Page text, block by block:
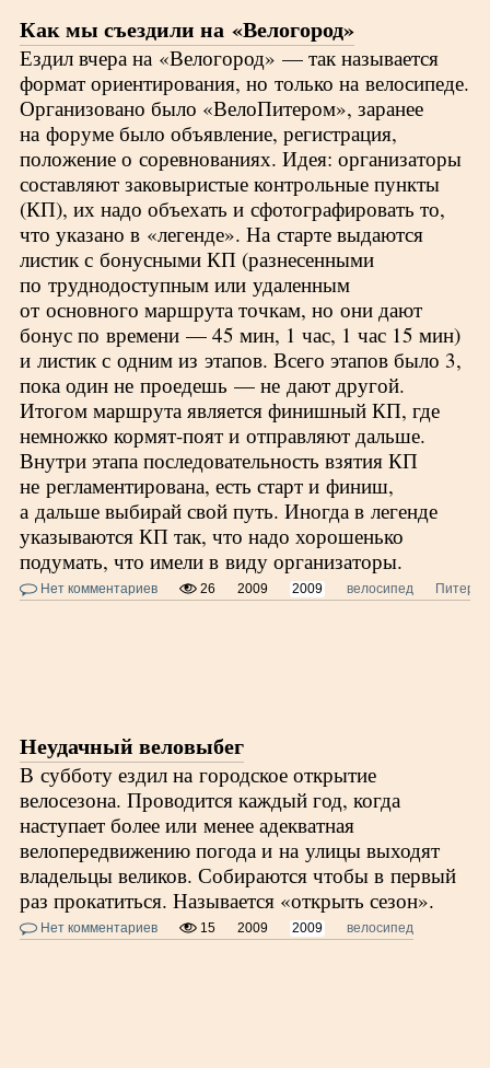
Как мы съездили на «Велогород»
Ездил вчера на «Велогород» — так называется
формат ориентирования, но только на велосипеде.
Организовано было «ВелоПитером», заранее
на форуме было объявление, регистрация,
положение о соревнованиях. Идея: организаторы
составляют заковыристые контрольные пункты
(КП), их надо объехать и сфотографировать то,
что указано в «легенде». На старте выдаются
листик с бонусными КП (разнесенными
по труднодоступным или удаленным
от основного маршрута точкам, но они дают
бонус по времени — 45 мин, 1 час, 1 час 15 мин)
и листик с одним из этапов. Всего этапов было 3,
пока один не проедешь — не дают другой.
Итогом маршрута является финишный КП, где
немножко кормят-поят и отправляют дальше.
Внутри этапа последовательность взятия КП
не регламентирована, есть старт и финиш,
а дальше выбирай свой путь. Иногда в легенде
указываются КП так, что надо хорошенько
подумать, что имели в виду организаторы.
Нет комментариев 26 2009 2009 велосипед Питер
Неудачный веловыбег
В субботу ездил на городское открытие
велосезона. Проводится каждый год, когда
наступает более или менее адекватная
велопередвижению погода и на улицы выходят
владельцы великов. Собираются чтобы в первый
раз прокатиться. Называется «открыть сезон».
Нет комментариев 15 2009 2009 велосипед